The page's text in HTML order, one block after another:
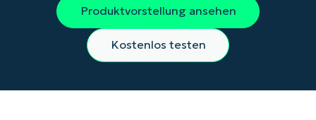
Produktvorstellung ansehen
Kostenlos testen